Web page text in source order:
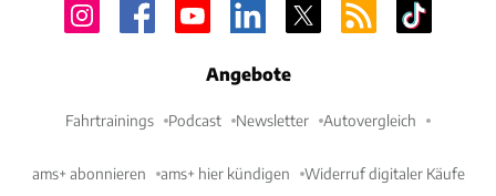
Angebote
Fahrtrainings Podcast Newsletter Autovergleich
ams+ abonnieren ams+ hier kündigen Widerruf digitaler Käufe